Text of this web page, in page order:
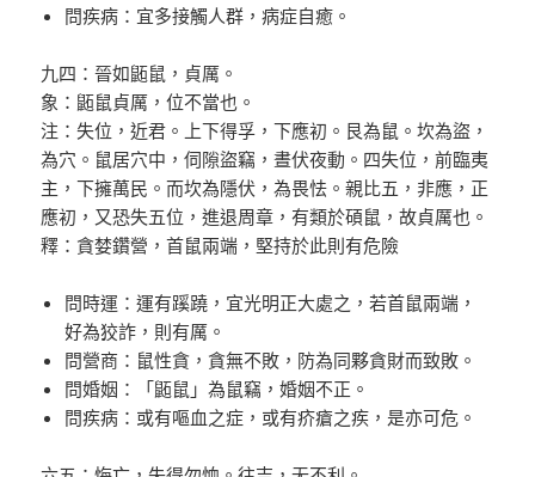
問疾病：宜多接觸人群，病症自癒。
九四：晉如鼫鼠，貞厲。
象：鼫鼠貞厲，位不當也。
注：失位，近君。上下得孚，下應初。艮為鼠。坎為盜，
為穴。鼠居穴中，伺隙盜竊，晝伏夜動。四失位，前臨夷
主，下擁萬民。而坎為隱伏，為畏怯。親比五，非應，正
應初，又恐失五位，進退周章，有類於碩鼠，故貞厲也。
釋：貪婪鑽營，首鼠兩端，堅持於此則有危險
問時運：運有蹊蹺，宜光明正大處之，若首鼠兩端，
好為狡詐，則有厲。
問營商：鼠性貪，貪無不敗，防為同夥貪財而致敗。
問婚姻：「鼫鼠」為鼠竊，婚姻不正。
問疾病：或有嘔血之症，或有疥瘡之疾，是亦可危。